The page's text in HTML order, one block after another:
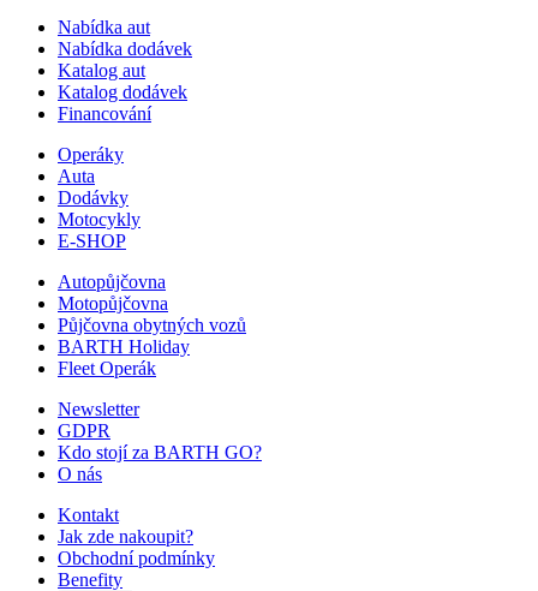
Nabídka aut
Nabídka dodávek
Katalog aut
Katalog dodávek
Financování
Operáky
Auta
Dodávky
Motocykly
E-SHOP
Autopůjčovna
Motopůjčovna
Půjčovna obytných vozů
BARTH Holiday
Fleet Operák
Newsletter
GDPR
Kdo stojí za BARTH GO?
O nás
Kontakt
Jak zde nakoupit?
Obchodní podmínky
Benefity